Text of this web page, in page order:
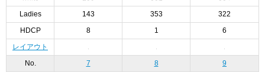
Ladies 143 353 322
HDCP 8 1 6
レイアウト
No. 7 8 9